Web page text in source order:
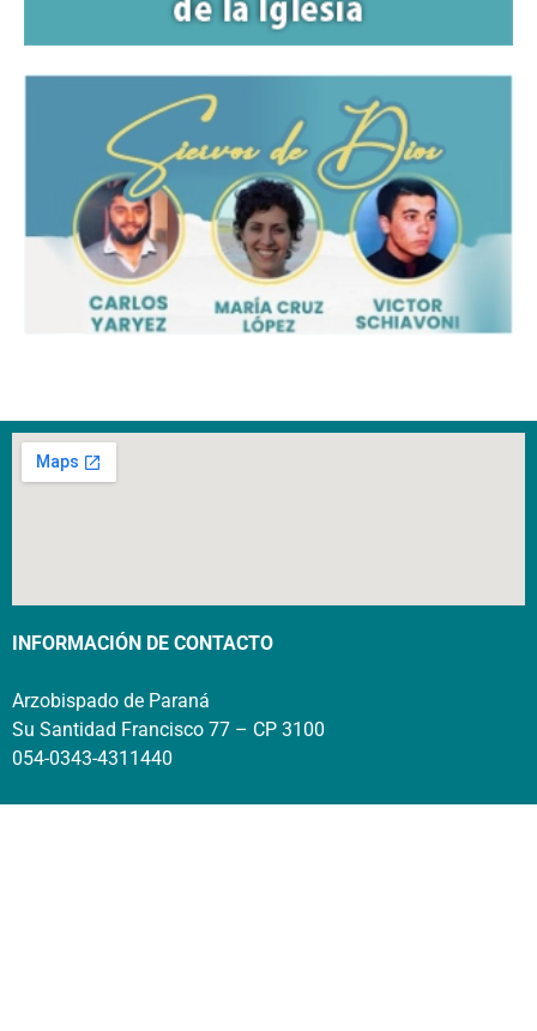
INFORMACIÓN DE CONTACTO
Arzobispado de Paraná
Su Santidad Francisco 77 – CP 3100
054-0343-4311440